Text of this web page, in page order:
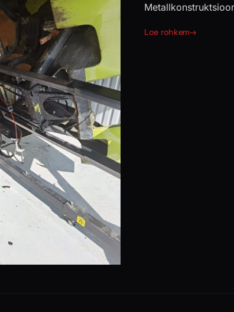
Loe rohkem→